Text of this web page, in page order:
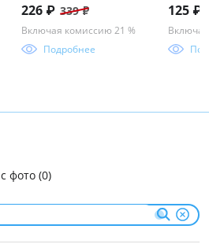
226 ₽ 339 ₽
Включая комиссию 21 %
Подробнее
125 ₽
с фото (0)